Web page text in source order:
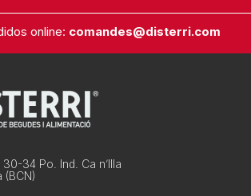
online: comandes@disterri.com
34 Po. Ind. Ca n’Illa